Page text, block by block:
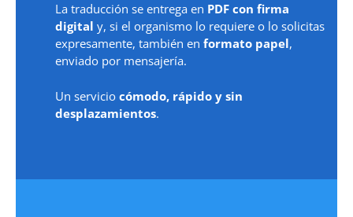
La traducción se entrega en PDF con firma
digital y, si el organismo lo requiere o lo solicitas
expresamente, también en formato papel,
enviado por mensajería.
Un servicio cómodo, rápido y sin
desplazamientos.